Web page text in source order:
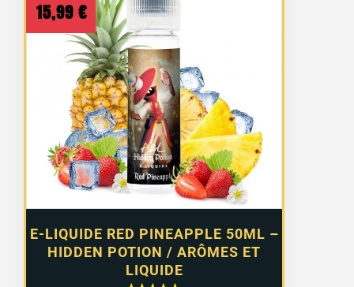
E-LIQUIDE RED PINEAPPLE 50ML –
HIDDEN POTION / ARÔMES ET
LIQUIDE
15,99 €